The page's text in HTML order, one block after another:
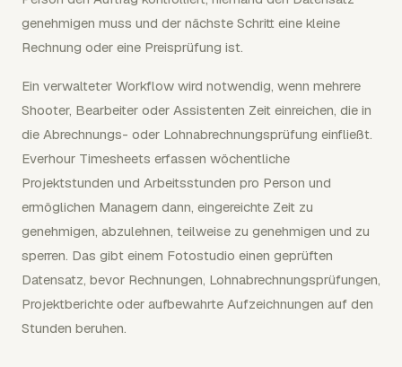
genehmigen muss und der nächste Schritt eine kleine
Rechnung oder eine Preisprüfung ist.
Ein verwalteter Workflow wird notwendig, wenn mehrere
Shooter, Bearbeiter oder Assistenten Zeit einreichen, die in
die Abrechnungs- oder Lohnabrechnungsprüfung einfließt.
Everhour Timesheets erfassen wöchentliche
Projektstunden und Arbeitsstunden pro Person und
ermöglichen Managern dann, eingereichte Zeit zu
genehmigen, abzulehnen, teilweise zu genehmigen und zu
sperren. Das gibt einem Fotostudio einen geprüften
Datensatz, bevor Rechnungen, Lohnabrechnungsprüfungen,
Projektberichte oder aufbewahrte Aufzeichnungen auf den
Stunden beruhen.